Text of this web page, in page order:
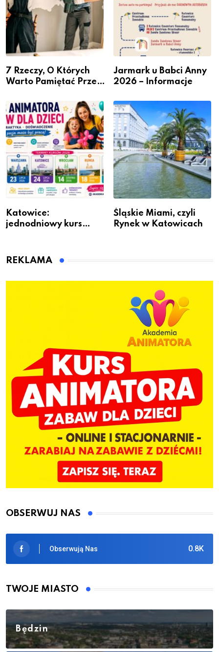
7 Rzeczy, O Których
Warto Pamiętać Przed
Jarmark u Babci Anny
2026 – Informacje
Katowice:
jednodniowy kurs
dzieci
Śląskie Miami, czyli
Rynek w Katowicach
REKLAMA
OBSERWUJ NAS
0.8K
Obserwują Nas
TWOJE MIASTO
Będzin